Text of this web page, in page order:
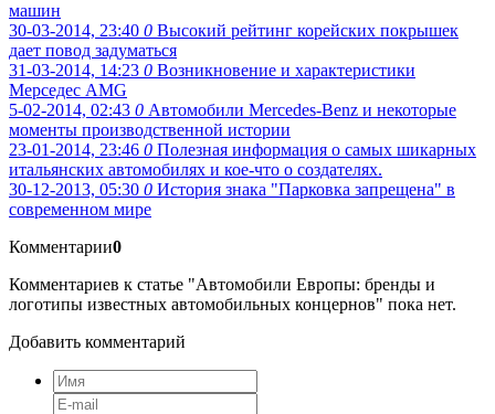
машин
30-03-2014, 23:40 0 Высокий рейтинг корейских покрышек
дает повод задуматься
31-03-2014, 14:23 0 Возникновение и характеристики
Мерседес AMG
5-02-2014, 02:43 0 Автомобили Mercedes-Benz и некоторые
моменты производственной истории
23-01-2014, 23:46 0 Полезная информация о самых шикарных
итальянских автомобилях и кое-что о создателях.
30-12-2013, 05:30 0 История знака "Парковка запрещена" в
современном мире
Комментарии0
Комментариев к статье "Автомобили Европы: бренды и
логотипы известных автомобильных концернов" пока нет.
Добавить комментарий